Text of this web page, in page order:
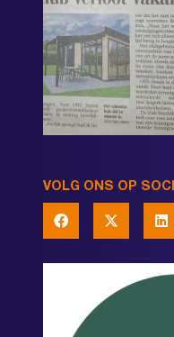
VOLG ONS OP